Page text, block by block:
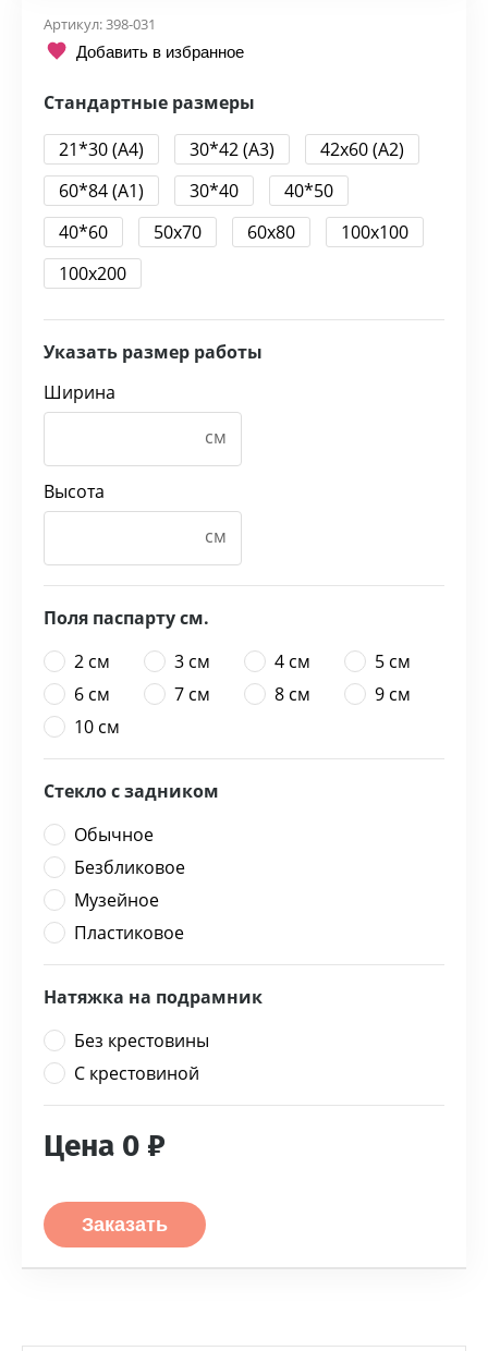
Артикул:398-031
Добавить в избранное
Стандартные размеры
21*30 (А4)
30*42 (А3)
42x60 (А2)
60*84 (А1)
30*40
40*50
40*60
50x70 60x80
100x100
100x200
Указать размер работы
Ширина
Высота
Поля паспарту см.
2 см
3 см 4 см
5 см
6 см
7 см 8 см
9 см
10 см
Стекло с задником
Обычное
Безбликовое
Музейное
Пластиковое
Натяжка на подрамник
Без крестовины
С крестовиной
Цена 0 ₽
Заказать